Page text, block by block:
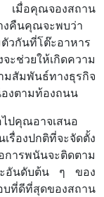
เมื่อคุณจองสถาน
งคืนคุณจะพบว่า
วกันที่โต๊ะอาหาร
ช่วยให้เกิดความ
สัมพันธ์ทางธุรกิจ
องตามท้องถนน
ปคุณอาจเสนอ
รื่องปกติที่จะจัดตั้ง
การพนันจะติดตาม
ะอันดับต้น ๆ ของ
ที่ดีที่สุดของสถาน